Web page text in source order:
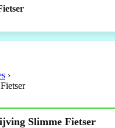
›
Slimme Fietser